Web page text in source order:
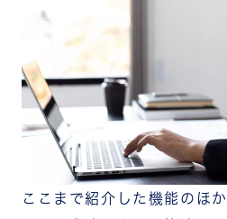
ここまで紹介した機能のほ